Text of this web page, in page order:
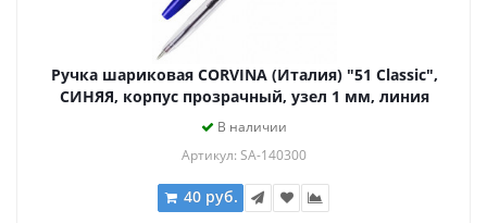
Ручка шариковая CORVINA (Италия) "51 Classic",
СИНЯЯ, корпус прозрачный, узел 1 мм, линия
письма 0,7 мм, 40163/02
В наличии
Артикул: SA-140300
40 руб.